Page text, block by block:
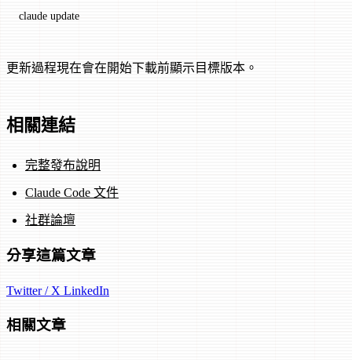
claude update
更新過程現在會在開始下載前顯示目標版本。
相關連結
完整發布說明
Claude Code 文件
社群論壇
分享這篇文章
Twitter / X LinkedIn
相關文章